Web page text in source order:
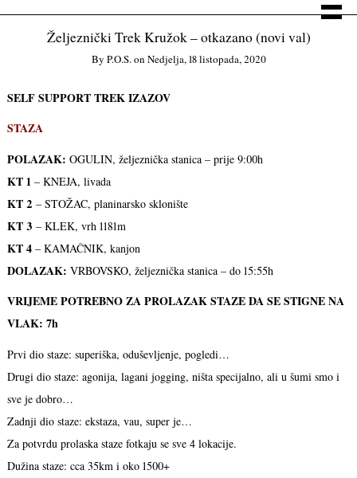
Željeznički Trek Kružok – otkazano (novi val)
By P.o.s.on Nedjelja, 18 listopada, 2020
SELF SUPPORT TREK IZAZOV
STAZA
POLAZAK: OGULIN, željeznička stanica – prije 9:00h
KT 1 – KNEJA, livada
KT 2 – STOŽAC, planinarsko sklonište
KT 3 – KLEK, vrh 1181m
KT 4– KAMAČNIK, kanjon
DOLAZAK: VRBOVSKO, željeznička stanica – do 15:55h
VRIJEME POTREBNO ZA PROLAZAK STAZE DA SE STIGNE NA
VLAK: 7h
Prvi dio staze: superiška, oduševljenje, pogledi…
Drugi dio staze: agonija, lagani jogging, ništa specijalno, ali u šumi smo i
sve je dobro…
Zadnji dio staze: ekstaza, vau, super je…
Za potvrdu prolaska staze fotkaju se sve 4 lokacije.
Dužina staze: cca 35km i oko 1500+